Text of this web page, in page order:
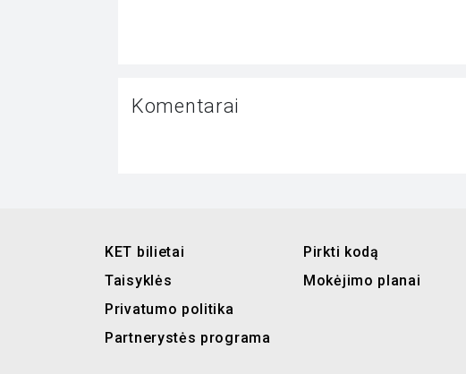
Komentarai
KET bilietai
Taisyklės
Privatumo politika
Partnerystės programa
Pirkti kodą
Mokėjimo planai